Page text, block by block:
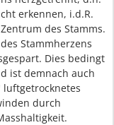
erkennen, i.d.R.
des Stamms.
Stammherzens
Dies bedingt
ist demnach auch
luftgetrocknetes
durch